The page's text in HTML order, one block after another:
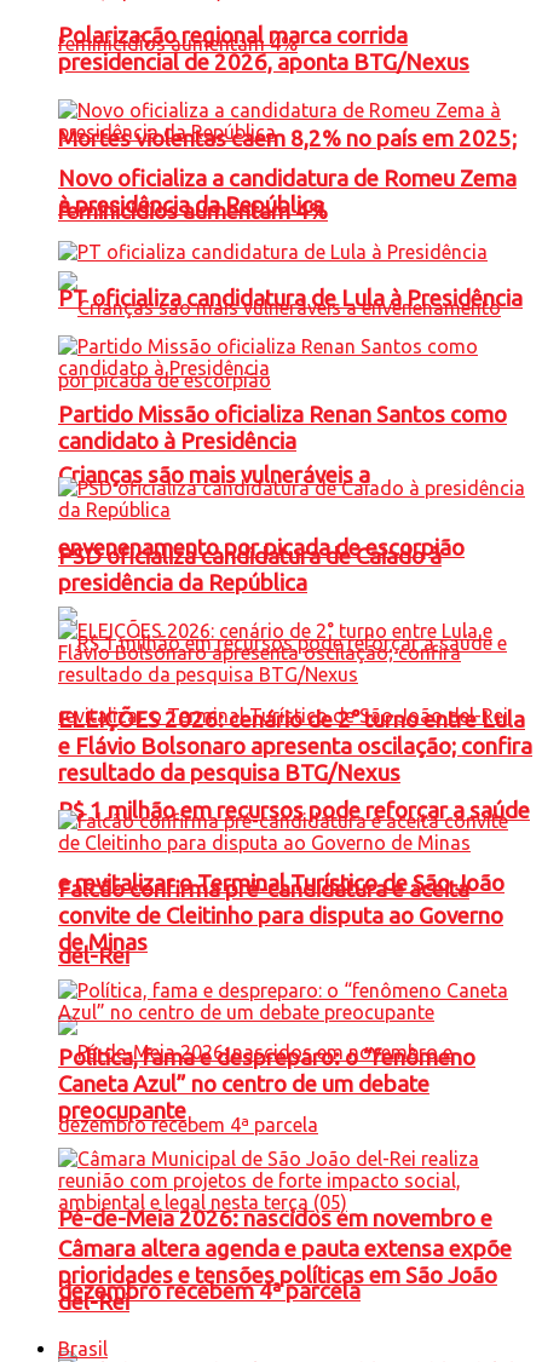
Mortes violentas caem 8,2% no país em 2025;
feminicídios aumentam 4%
Crianças são mais vulneráveis a
envenenamento por picada de escorpião
R$ 1 milhão em recursos pode reforçar a saúde
e revitalizar o Terminal Turístico de São João
del-Rei
Pé-de-Meia 2026: nascidos em novembro e
dezembro recebem 4ª parcela
Polarização regional marca corrida
presidencial de 2026, aponta BTG/Nexus
Novo oficializa a candidatura de Romeu Zema
à presidência da República
PT oficializa candidatura de Lula à Presidência
Partido Missão oficializa Renan Santos como
candidato à Presidência
PSD oficializa candidatura de Caiado à
presidência da República
ELEIÇÕES 2026: cenário de 2° turno entre Lula
e Flávio Bolsonaro apresenta oscilação; confira
resultado da pesquisa BTG/Nexus
Falcão confirma pré-candidatura e aceita
convite de Cleitinho para disputa ao Governo
de Minas
Política, fama e despreparo: o “fenômeno
Caneta Azul” no centro de um debate
preocupante
Câmara altera agenda e pauta extensa expõe
prioridades e tensões políticas em São João
del-Rei
Brasil